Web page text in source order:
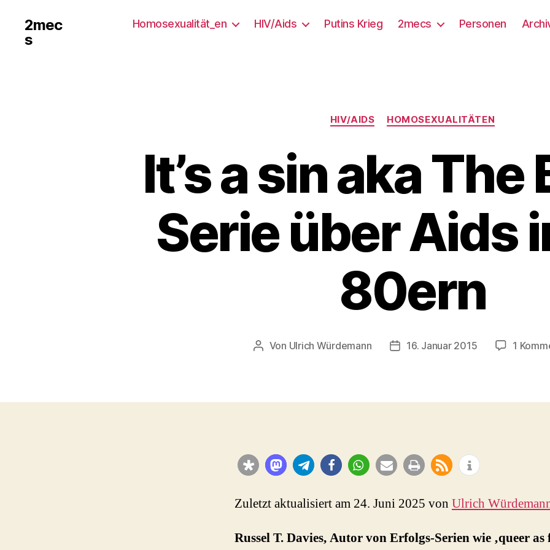
2mec
s
Homosexualität_en HIV/Aids Putins Krieg 2mecs Personen
Kategorien
HIV/AIDS HOMOSEXUALITÄTEN
It’s a sin aka The
Serie über Aids
80ern
Beitragsautor
Von Ulrich Würdemann Beitragsdatum
16. Januar 2015 1
Zuletzt aktualisiert am 24. Juni 2025 von Ulrich
Russel T. Davies, Autor von Erfolgs-Serien wie ‚queer as